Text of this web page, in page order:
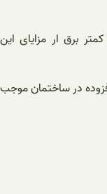
برق ار مزایای این
در ساختمان موجب